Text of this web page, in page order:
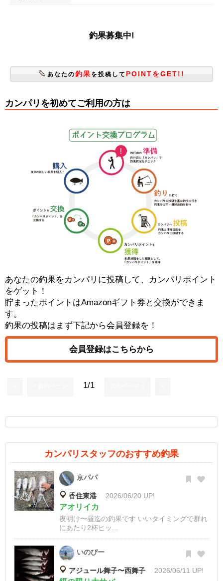
釣果募集中!
あなたの釣果 を投稿して POINTをGET!!
カンパリを初めてご利用の方は
あなたの釣果をカンパリに投稿して、カンパリポイント
をゲット！
貯まったポイントはAmazonギフト券と交換ができま
す。
釣果の投稿はまず下記から会員登録を！
会員登録はこちらから
1/1
カンパリスタッフのおすすめ釣果
京パパ
香住東港 2026/06/20 UP!
アオリイカ
夜明け〜昼迄の釣果です いいタイミングで群れ
にあたり2杯ヒッ...
いのぴー
アジュール舞子〜西舞子 2026/06/11 UP!